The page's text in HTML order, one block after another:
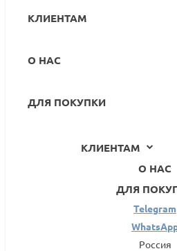
КЛИЕНТАМ
О НАС
ДЛЯ ПОКУПКИ
КЛИЕНТАМ
О НАС
ДЛЯ
Telegram
Россия